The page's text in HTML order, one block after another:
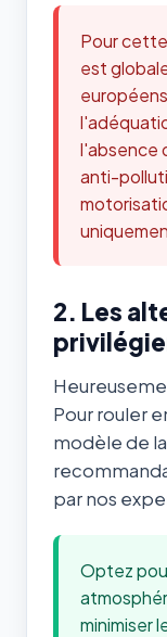
Pour
est
l'absence
anti-
2. Les
Pour rouler
modèle de
par nos
Optez
minimiser